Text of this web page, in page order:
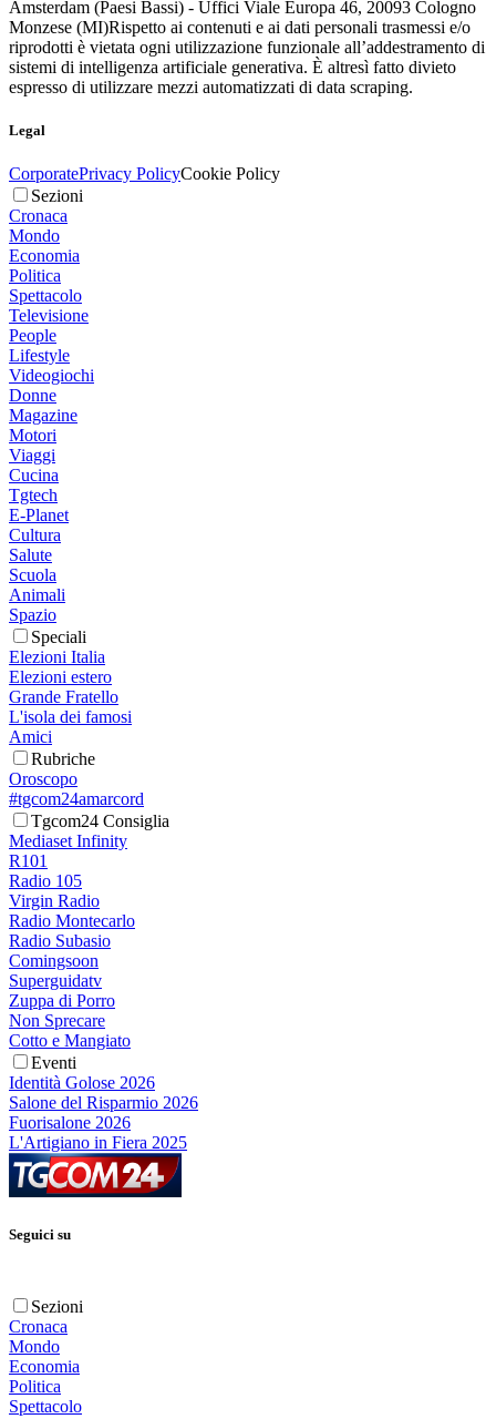
Amsterdam (Paesi Bassi) - Uffici Viale Europa 46, 20093 Cologno
Monzese (MI)Rispetto ai contenuti e ai dati personali trasmessi e/o
riprodotti è vietata ogni utilizzazione funzionale all’addestramento di
sistemi di intelligenza artificiale generativa. È altresì fatto divieto
espresso di utilizzare mezzi automatizzati di data scraping.
Legal
CorporatePrivacy PolicyCookie Policy
Sezioni
Cronaca
Mondo
Economia
Politica
Spettacolo
Televisione
People
Lifestyle
Videogiochi
Donne
Magazine
Motori
Viaggi
Cucina
Tgtech
E-Planet
Cultura
Salute
Scuola
Animali
Spazio
Speciali
Elezioni Italia
Elezioni estero
Grande Fratello
L'isola dei famosi
Amici
Rubriche
Oroscopo
#tgcom24amarcord
Tgcom24 Consiglia
Mediaset Infinity
R101
Radio 105
Virgin Radio
Radio Montecarlo
Radio Subasio
Comingsoon
Superguidatv
Zuppa di Porro
Non Sprecare
Cotto e Mangiato
Eventi
Identità Golose 2026
Salone del Risparmio 2026
Fuorisalone 2026
L'Artigiano in Fiera 2025
Seguici su
Sezioni
Cronaca
Mondo
Economia
Politica
Spettacolo